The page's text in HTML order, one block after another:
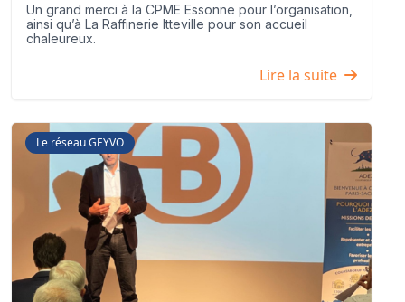
Un grand merci à la CPME Essonne pour l’organisation,
ainsi qu’à La Raffinerie Itteville pour son accueil
chaleureux.
Lire la suite
Le réseau GEYVO